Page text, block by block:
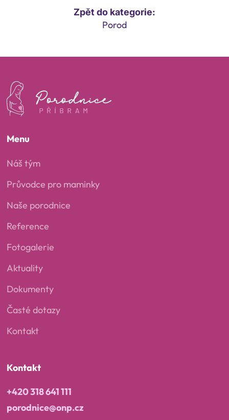
Zpět do kategorie:
Porod
Menu
Náš tým
Průvodce pro maminky
Naše porodnice
Reference
Fotogalerie
Aktuality
Dokumenty
Časté dotazy
Kontakt
Kontakt
+420 318 641 111
porodnice@onp.cz